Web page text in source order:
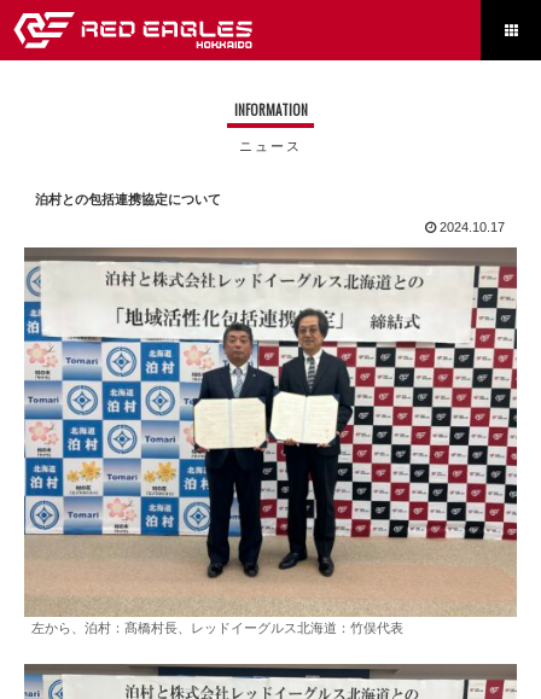

INFORMATION
ニュース
泊村との包括連携協定について
2024.10.17
左から、泊村：髙橋村長、レッドイーグルス北海道：竹俣代表